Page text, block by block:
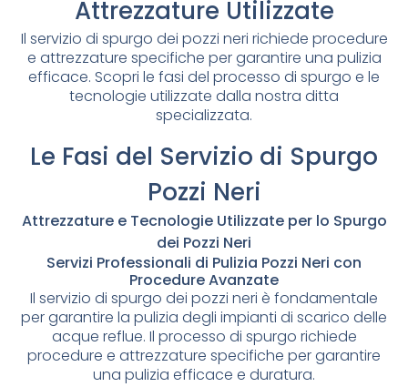
Attrezzature Utilizzate
Il servizio di spurgo dei pozzi neri richiede procedure
e attrezzature specifiche per garantire una pulizia
efficace. Scopri le fasi del processo di spurgo e le
tecnologie utilizzate dalla nostra ditta
specializzata.
Le Fasi del Servizio di Spurgo
Pozzi Neri
Attrezzature e Tecnologie Utilizzate per lo Spurgo
dei Pozzi Neri
Servizi Professionali di Pulizia Pozzi Neri con
Procedure Avanzate
Il servizio di spurgo dei pozzi neri è fondamentale
per garantire la pulizia degli impianti di scarico delle
acque reflue. Il processo di spurgo richiede
procedure e attrezzature specifiche per garantire
una pulizia efficace e duratura.